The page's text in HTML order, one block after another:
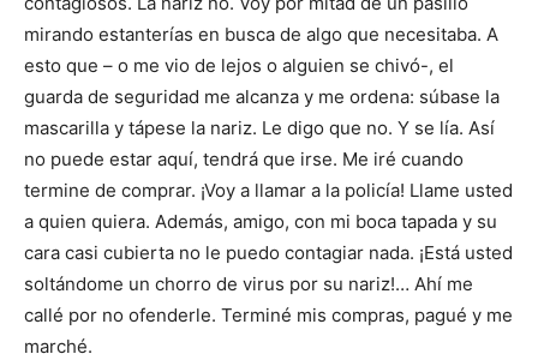
mirando estanterías en busca de algo que necesitaba. A
esto que – o me vio de lejos o alguien se chivó-, el
guarda de seguridad me alcanza y me ordena: súbase la
mascarilla y tápese la nariz. Le digo que no. Y se lía. Así
no puede estar aquí, tendrá que irse. Me iré cuando
termine de comprar. ¡Voy a llamar a la policía! Llame usted
a quien quiera. Además, amigo, con mi boca tapada y su
cara casi cubierta no le puedo contagiar nada. ¡Está usted
soltándome un chorro de virus por su nariz!… Ahí me
callé por no ofenderle. Terminé mis compras, pagué y me
marché.